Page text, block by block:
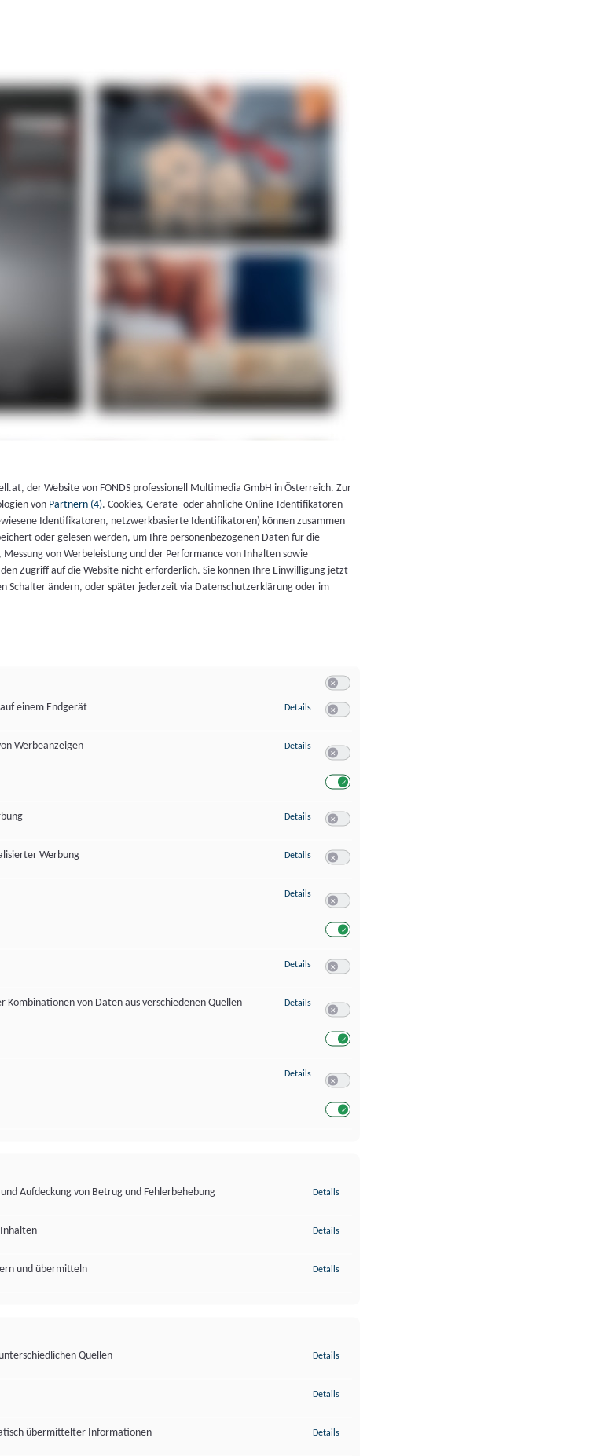
der Website von FONDS professionell Multimedia GmbH in Österreich. Zur
von Partnern (4). Cookies, Geräte- oder ähnliche Online-Identifikatoren
Identifikatoren, netzwerkbasierte Identifikatoren) können zusammen
oder gelesen werden, um Ihre personenbezogenen Daten für die
von Werbeleistung und der Performance von Inhalten sowie
Zugriff auf die Website nicht erforderlich. Sie können Ihre Einwilligung jetzt
Schalter ändern, oder später jederzeit via Datenschutzerklärung oder im
einem Endgerät
Details zu Speichern von oder Zugriff auf Informationen auf einem Endgerät
Werbeanzeigen
Details zu Verwendung reduzierter Daten zur Auswahl von Werbeanzeigen
Details zu Erstellung von Profilen für personalisierte Werbung
Werbung
Details zu Verwendung von Profilen zur Auswahl personalisierter Werbung
Details zu Messung der Werbeleistung
Details zu Messung der Performance von Inhalten
Kombinationen von Daten aus verschiedenen Quellen
Details zu Analyse von Zielgruppen durch Statistiken oder Kombinationen von
Details zu Entwicklung und Verbesserung der Angebote
Aufdeckung von Betrug und Fehlerbehebung
Details
Details
und übermitteln Details
Quellen
Details
Details
übermittelter Informationen Details